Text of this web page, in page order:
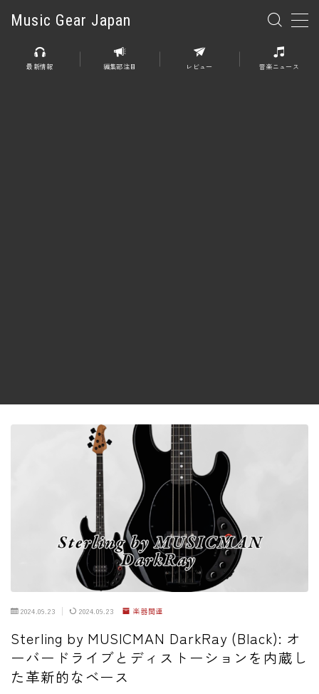
Music Gear Japan
MENU
フィルター
モジュレーション
コンプレッサー
プリアンプ
シミュレーター
マルチエフェクター
イコライザー
リングモジュレータ
ワウペダル
ピッチシフター
最新情報 編集部注目 レビュー 音楽ニュース
2024.09.23 2024.09.23 楽器関連
Sterling by MUSICMAN DarkRay (Black): オ
ーバードライブとディストーションを内蔵し
た革新的なベース